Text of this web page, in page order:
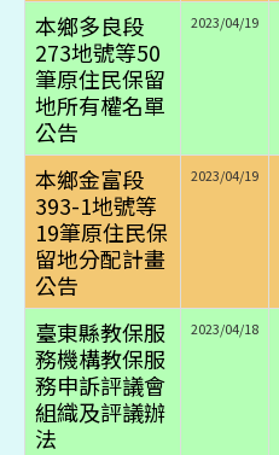
本鄉多良段
273地號等50
筆原住民保留
地所有權名單
公告
2023/04/19
本鄉金富段
393-1地號等
19筆原住民保
留地分配計畫
公告
2023/04/19
臺東縣教保服
務機構教保服
務申訴評議會
組織及評議辦
法
2023/04/18